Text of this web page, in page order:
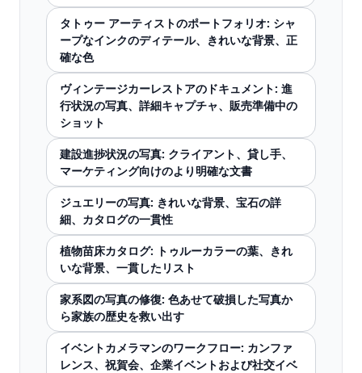
タトゥー アーティストのポートフォリオ: シャ
ープなインクのディテール、きれいな背景、正
確な色
ヴィンテージカーレストアのドキュメント: 進
行状況の写真、詳細キャプチャ、販売準備中の
ショット
建設進捗状況の写真: クライアント、貸し手、
マーケティング向けのより明確な文書
ジュエリーの写真: きれいな背景、宝石の詳
細、カタログの一貫性
植物苗床カタログ: トゥルーカラーの葉、きれ
いな背景、一貫したリスト
家系図の写真の修復: 色あせて破損した写真か
ら家族の歴史を救い出す
イベントカメラマンのワークフロー: カンファ
レンス、祝賀会、企業イベントおよび社交イベ